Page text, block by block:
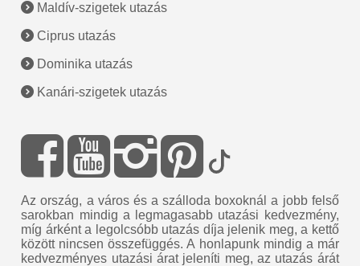
Maldív-szigetek utazás
Ciprus utazás
Dominika utazás
Kanári-szigetek utazás
Az ország, a város és a szálloda boxoknál a jobb felső
sarokban mindig a legmagasabb utazási kedvezmény,
míg árként a legolcsóbb utazás díja jelenik meg, a kettő
között nincsen összefüggés. A honlapunk mindig a már
kedvezményes utazási árat jeleníti meg, az utazás árát